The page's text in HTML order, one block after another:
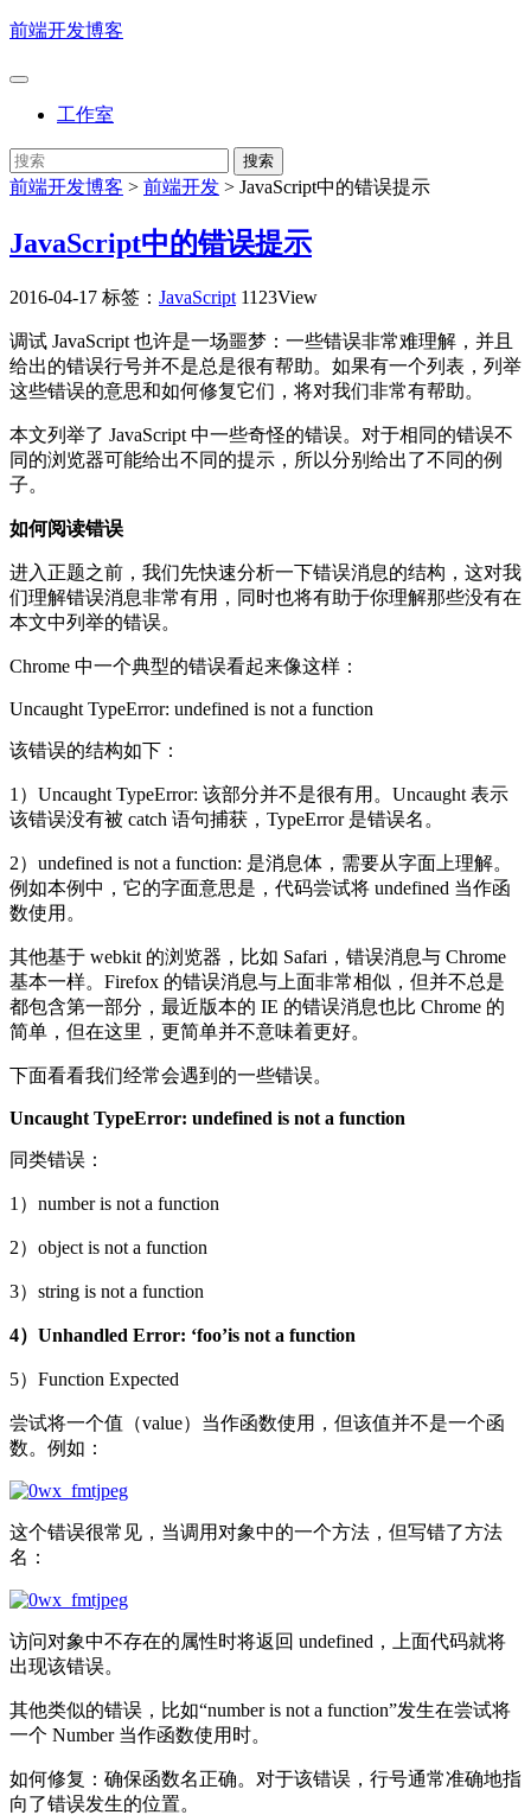
前端开发博客
工作室
前端开发博客 > 前端开发 > JavaScript中的错误提示
JavaScript中的错误提示
2016-04-17 标签： JavaScript 1123View
调试 JavaScript 也许是一场噩梦：一些错误非常难理解，并且
给出的错误行号并不是总是很有帮助。如果有一个列表，列举
这些错误的意思和如何修复它们，将对我们非常有帮助。
本文列举了 JavaScript 中一些奇怪的错误。对于相同的错误不
同的浏览器可能给出不同的提示，所以分别给出了不同的例
子。
如何阅读错误
进入正题之前，我们先快速分析一下错误消息的结构，这对我
们理解错误消息非常有用，同时也将有助于你理解那些没有在
本文中列举的错误。
Chrome 中一个典型的错误看起来像这样：
Uncaught TypeError: undefined is not a function
该错误的结构如下：
1）Uncaught TypeError: 该部分并不是很有用。Uncaught 表示
该错误没有被 catch 语句捕获，TypeError 是错误名。
2）undefined is not a function: 是消息体，需要从字面上理解。
例如本例中，它的字面意思是，代码尝试将 undefined 当作函
数使用。
其他基于 webkit 的浏览器，比如 Safari，错误消息与 Chrome
基本一样。Firefox 的错误消息与上面非常相似，但并不总是
都包含第一部分，最近版本的 IE 的错误消息也比 Chrome 的
简单，但在这里，更简单并不意味着更好。
下面看看我们经常会遇到的一些错误。
Uncaught TypeError: undefined is not a function
同类错误：
1）number is not a function
2）object is not a function
3）string is not a function
4）Unhandled Error: ‘foo’is not a function
5）Function Expected
尝试将一个值（value）当作函数使用，但该值并不是一个函
数。例如：
这个错误很常见，当调用对象中的一个方法，但写错了方法
名：
访问对象中不存在的属性时将返回 undefined，上面代码就将
出现该错误。
其他类似的错误，比如“number is not a function”发生在尝试将
一个 Number 当作函数使用时。
如何修复：确保函数名正确。对于该错误，行号通常准确地指
向了错误发生的位置。